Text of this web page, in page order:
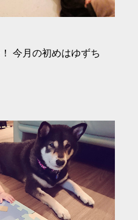
今月の初めはゆずち